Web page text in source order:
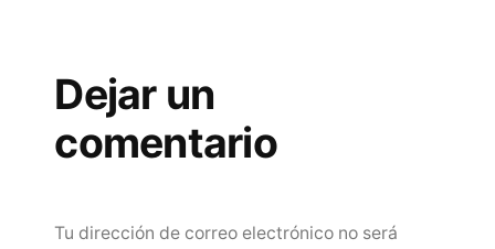
Dejar un
comentario
Tu dirección de correo electrónico no será